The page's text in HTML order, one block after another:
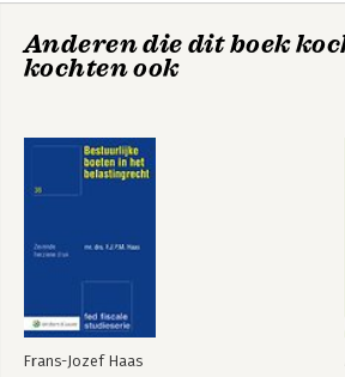
Anderen die dit boek
kochten ook
Frans-Jozef Haas